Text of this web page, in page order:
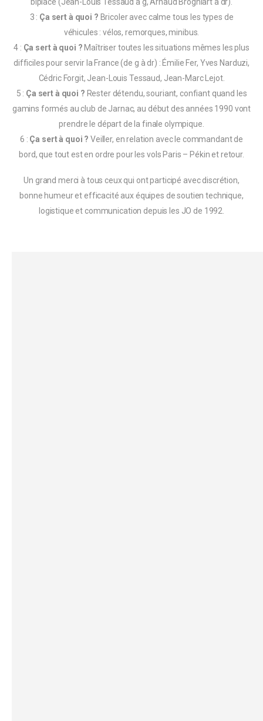
biplace (Jean-Louis Tessaud à g, Arnaud Brogniart à dr).
3 : Ça sert à quoi ? Bricoler avec calme tous les types de
véhicules : vélos, remorques, minibus.
4 : Ça sert à quoi ? Maîtriser toutes les situations mêmes les plus
difficiles pour servir la France (de g à dr) : Émilie Fer, Yves Narduzi,
Cédric Forgit, Jean-Louis Tessaud, Jean-Marc Lejot.
5 : Ça sert à quoi ? Rester détendu, souriant, confiant quand les
gamins formés au club de Jarnac, au début des années 1990 vont
prendre le départ de la finale olympique.
6 : Ça sert à quoi ? Veiller, en relation avec le commandant de
bord, que tout est en ordre pour les vols Paris – Pékin et retour.
Un grand merci à tous ceux qui ont participé avec discrétion,
bonne humeur et efficacité aux équipes de soutien technique,
logistique et communication depuis les JO de 1992.